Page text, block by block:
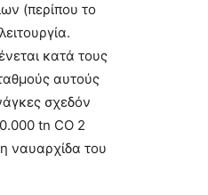
(περίπου το
κατά τους
αυτούς
σχεδόν
tn CO 2
ναυαρχίδα του